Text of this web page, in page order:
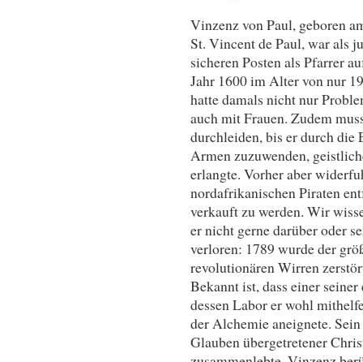
Vinzenz von Paul, geboren
St. Vincent de Paul, war als
sicheren Posten als Pfarrer
Jahr 1600 im Alter von nur
hatte damals nicht nur
auch mit Frauen. Zudem
durchleiden, bis er durch die
Armen zuzuwenden,
erlangte. Vorher aber
nordafrikanischen Piraten
verkauft zu werden. Wir
er nicht gerne darüber oder
verloren: 1789 wurde der
revolutionären Wirren
Bekannt ist, dass einer
dessen Labor er wohl
der Alchemie aneignete.
Glauben übergetretener